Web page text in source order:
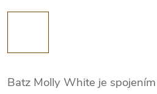
Batz Molly White je